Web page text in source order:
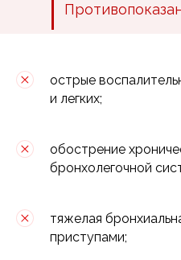
острые
и легких;
обострение
бронхолегочной
тяжелая
приступами;